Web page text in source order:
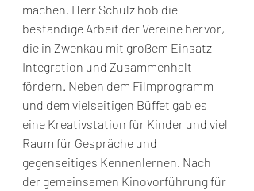
machen. Herr Schulz hob die
beständige Arbeit der Vereine hervor,
die in Zwenkau mit großem Einsatz
Integration und Zusammenhalt
fördern. Neben dem Filmprogramm
und dem vielseitigen Büffet gab es
eine Kreativstation für Kinder und viel
Raum für Gespräche und
gegenseitiges Kennenlernen. Nach
der gemeinsamen Kinovorführung für